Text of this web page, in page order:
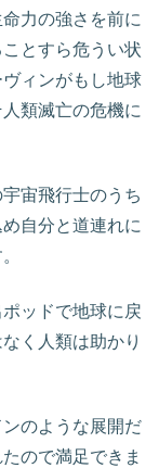
力の強さを前に
とすら危うい状
ィンがもし地球
類滅亡の危機に
宙飛行士のうち
自分と道連れに
ッドで地球に戻
く人類は助かり
のような展開だ
ので満足できま